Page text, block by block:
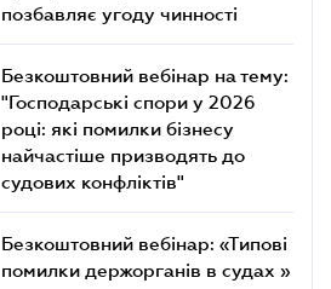
позбавляє угоду чинності
Безкоштовний вебінар на тему:
"Господарські спори у 2026
році: які помилки бізнесу
найчастіше призводять до
судових конфліктів"
Безкоштовний вебінар: «Типові
помилки держорганів в судах »